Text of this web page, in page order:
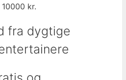
kr.
fra dygtige